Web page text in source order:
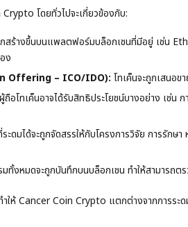
โดยทั่วไปจะเกี่ยวข้องกับ:
กสร้างขึ้นบนแพลตฟอร์มบล็อกเชนที่มีอยู่ เช่น
ง
Offering – ICO/IDO): โทเค็นจะถูกเสนอข
ผู้ถือโทเค็นอาจได้รับสิทธิประโยชน์บางอย่าง เช่น
ระดมได้จะถูกจัดสรรให้กับโครงการวิจัย การรัก
ทั้งหมดจะถูกบันทึกบนบล็อกเชน ทำให้สามารถตร
ให้ Cancer Coin Crypto แตกต่างจากการระด